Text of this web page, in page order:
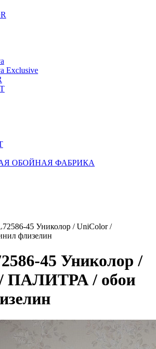
Exclusive
ОБОЙНАЯ ФАБРИКА
45 Униколор / UniColor /
флизелин
45 Униколор /
ПАЛИТРА / обои